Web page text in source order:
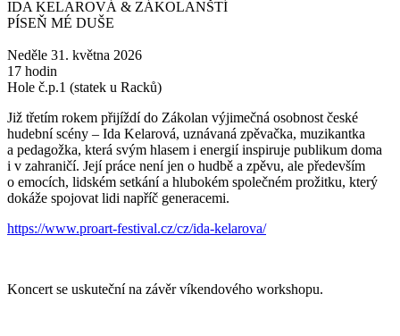
IDA KELAROVÁ & ZÁKOLANŠTÍ
PÍSEŇ MÉ DUŠE
Neděle 31. května 2026
17 hodin
Hole č.p.1 (statek u Racků)
Již třetím rokem přijíždí do Zákolan výjimečná osobnost české
hudební scény – Ida Kelarová, uznávaná zpěvačka, muzikantka
a pedagožka, která svým hlasem i energií inspiruje publikum doma
i v zahraničí. Její práce není jen o hudbě a zpěvu, ale především
o emocích, lidském setkání a hlubokém společném prožitku, který
dokáže spojovat lidi napříč generacemi.
https://www.proart-festival.cz/cz/ida-kelarova/
Koncert se uskuteční na závěr víkendového workshopu.